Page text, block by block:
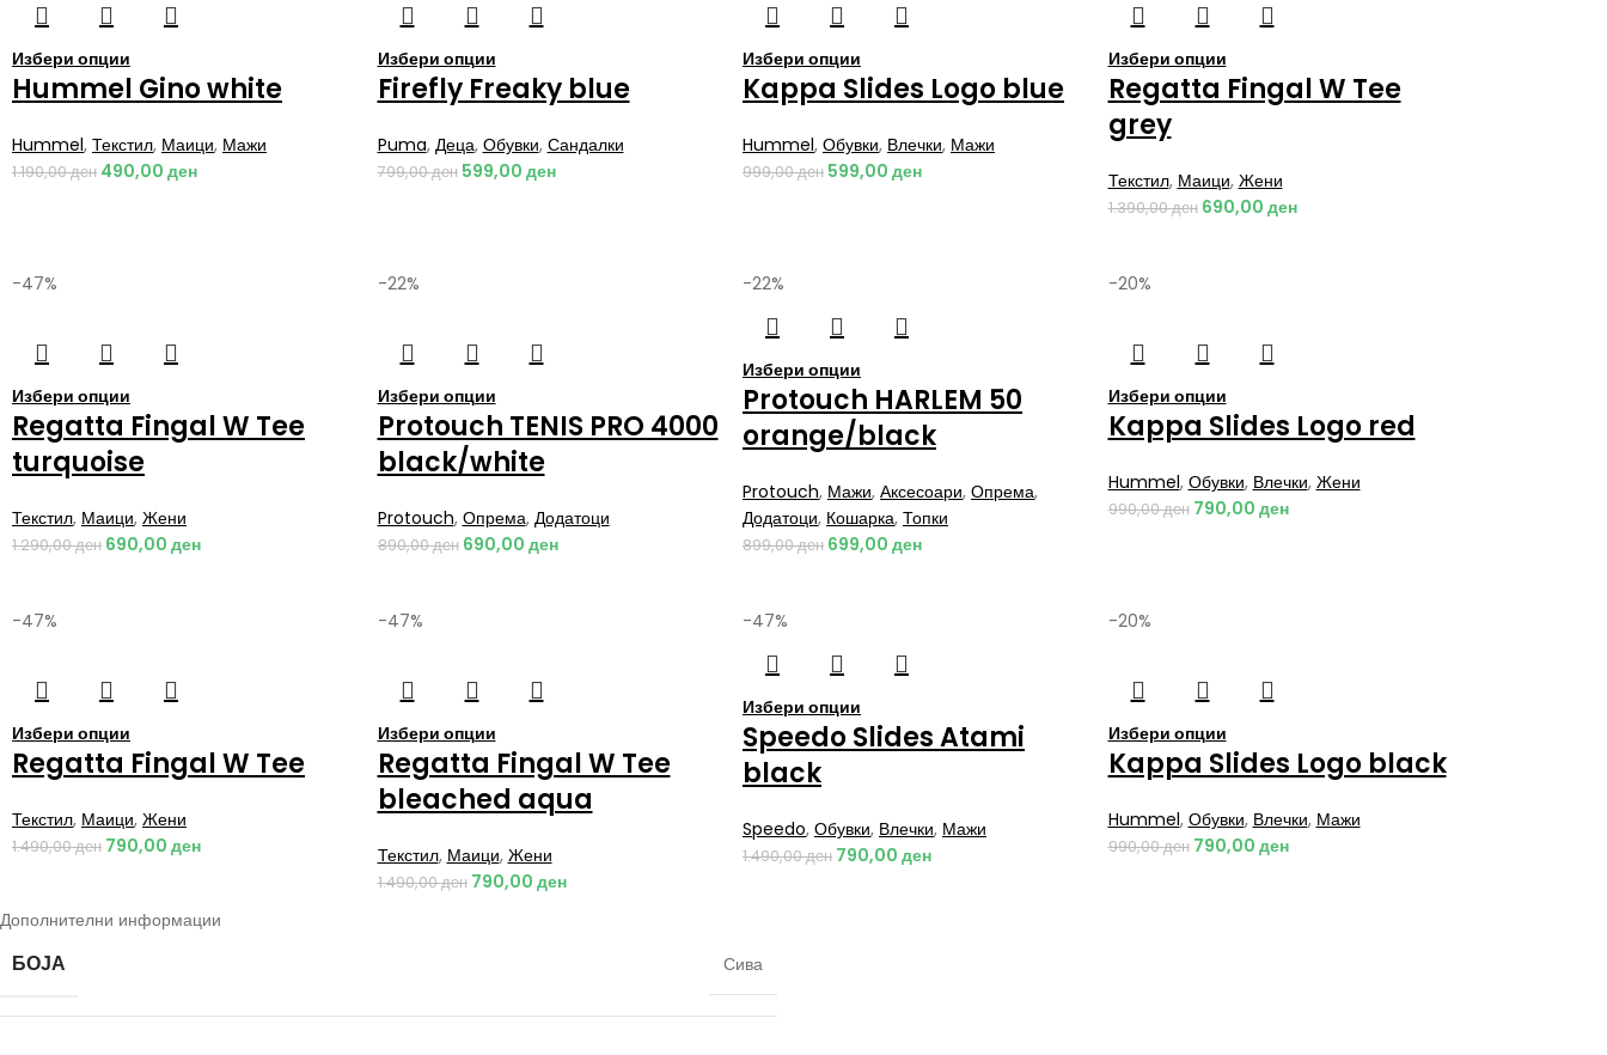
Избери опции
Hummel Gino white
Hummel, Текстил, Маици, Мажи
1.190,00ден 490,00 ден
Избери опции
Firefly Freaky blue
Puma, Деца, Обувки, Сандалки
799,00ден 599,00 ден
Избери опции
Kappa Slides Logo blue
Hummel, Обувки, Влечки, Мажи
999,00ден 599,00 ден
Избери опции
Regatta Fingal W Tee
grey
Текстил, Маици, Жени
1.390,00ден 690,00 ден
-47%
Избери опции
Regatta Fingal W Tee
turquoise
Текстил, Маици, Жени
1.290,00ден 690,00 ден
-22%
Избери опции
Protouch TENIS PRO 4000
black/white
Protouch, Опрема, Додатоци
890,00ден 690,00 ден
-22%
Избери опции
Protouch HARLEM 50
orange/black
Protouch, Мажи, Аксесоари, Опрема,
Додатоци, Кошарка, Топки
899,00ден 699,00 ден
-20%
Избери опции
Kappa Slides Logo red
Hummel, Обувки, Влечки, Жени
990,00ден 790,00 ден
-47%
Избери опции
Regatta Fingal W Tee
Текстил, Маици, Жени
1.490,00ден 790,00 ден
-47%
Избери опции
Regatta Fingal W Tee
bleached aqua
Текстил, Маици, Жени
1.490,00ден 790,00 ден
-47%
Избери опции
Speedo Slides Atami
black
Speedo, Обувки, Влечки, Мажи
1.490,00ден 790,00 ден
-20%
Избери опции
Kappa Slides Logo black
Hummel, Обувки, Влечки, Мажи
990,00ден 790,00 ден
Дополнителни информации
БОЈА Сива